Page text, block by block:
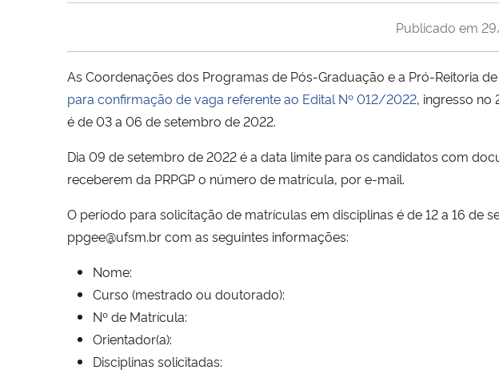
Publicado em
As Coordenações dos Programas de Pós-Graduação e a Pró-Reitoria
para confirmação de vaga referente ao Edital Nº 012/2022, ingresso no
é de 03 a 06 de setembro de 2022.
Dia 09 de setembro de 2022 é a data limite para os candidatos com
receberem da PRPGP o número de matrícula, por e-mail.
O período para solicitação de matrículas em disciplinas é de 12 a 16 de
ppgee@ufsm.br com as seguintes informações:
Nome:
Curso (mestrado ou doutorado):
Nº de Matrícula:
Orientador(a):
Disciplinas solicitadas: